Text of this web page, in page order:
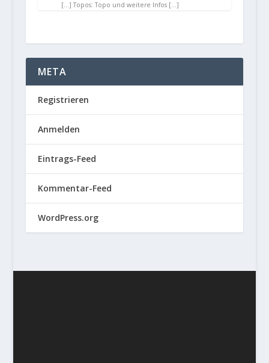
[…] Topos: Topo und weitere Infos […]
META
Registrieren
Anmelden
Eintrags-Feed
Kommentar-Feed
WordPress.org